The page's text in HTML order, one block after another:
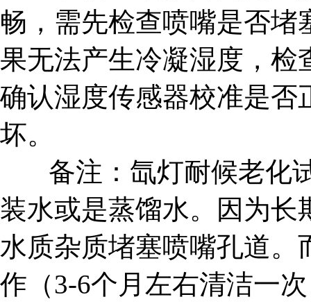
畅，需先检查喷嘴是否
果无法产生冷凝湿度，检
确认湿度传感器校准是否
坏。
备注：氙灯耐候老化
装水或是蒸馏水。因为长
水质杂质堵塞喷嘴孔道。
作（3-6个月左右清洁一